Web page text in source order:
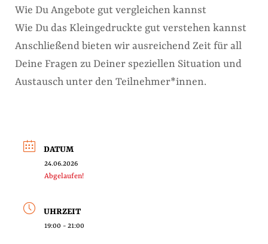
Wie Du Angebote gut vergleichen kannst
Wie Du das Kleingedruckte gut verstehen kannst
Anschließend bieten wir ausreichend Zeit für all
Deine Fragen zu Deiner speziellen Situation und
Austausch unter den Teilnehmer*innen.
DATUM
24.06.2026
Abgelaufen!
UHRZEIT
19:00 - 21:00